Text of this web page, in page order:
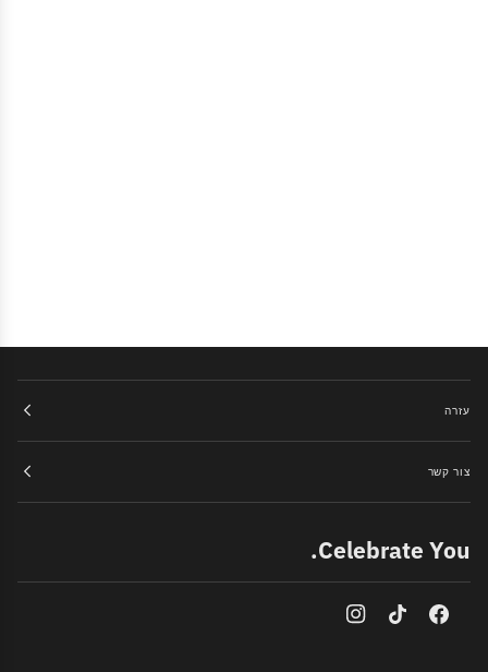
עזרה
צור קשר
Celebrate You.